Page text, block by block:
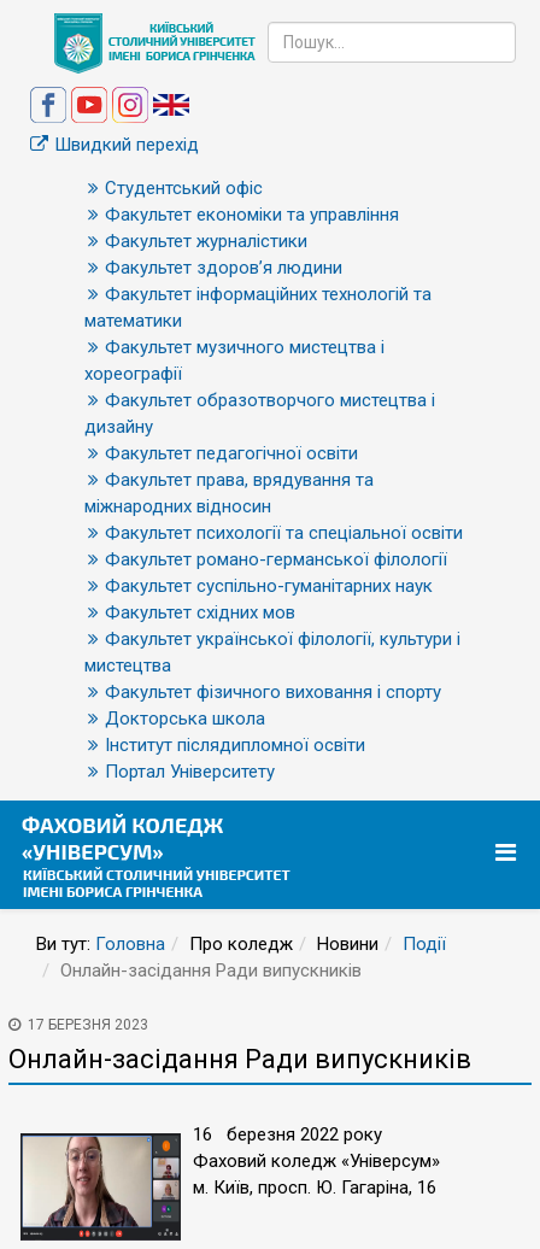
Швидкий перехід
Студентський офіс
Факультет економіки та управління
Факультет журналістики
Факультет здоров’я людини
Факультет інформаційних технологій та
математики
Факультет музичного мистецтва і
хореографії
Факультет образотворчого мистецтва і
дизайну
Факультет педагогічної освіти
Факультет права, врядування та
міжнародних відносин
Факультет психології та спеціальної освіти
Факультет романо-германської філології
Факультет суспільно-гуманітарних наук
Факультет східних мов
Факультет української філології, культури і
мистецтва
Факультет фізичного виховання і спорту
Докторська школа
Інститут післядипломної освіти
Портал Університету
Ви тут: Головна Про коледж Новини
Події
Онлайн-засідання Ради випускників
17 БЕРЕЗНЯ 2023
Онлайн-засідання Ради випускників
16 березня 2022 року
Фаховий коледж «Універсум»
м. Київ, просп. Ю. Гагаріна, 16